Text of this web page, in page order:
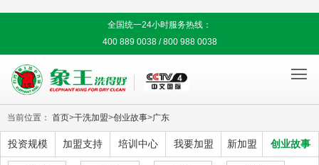
全国统一24小时服务热线：
400 889 0038 / 800 988 0038

当前位置： 首页>干洗加盟>创业故事>广东
投资规模 加盟支持 培训中心 我要加盟 新加盟 创业故事